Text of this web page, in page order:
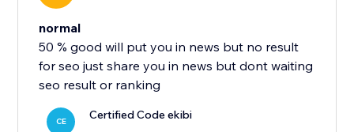
normal
50 % good will put you in news but no result
for seo just share you in news but dont waiting
seo result or ranking
CE Certified Code ekibi